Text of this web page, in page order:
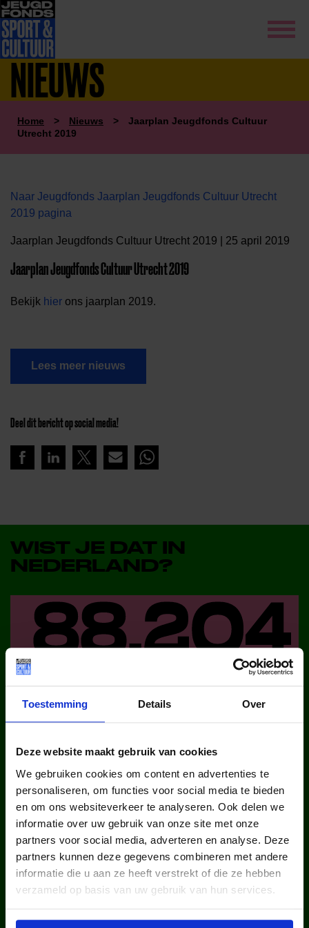
Toestemming Details Over
Deze website maakt gebruik van cookies
We gebruiken cookies om content en advertenties te
personaliseren, om functies voor social media te bieden
en om ons websiteverkeer te analyseren. Ook delen we
informatie over uw gebruik van onze site met onze
partners voor social media, adverteren en analyse. Deze
partners kunnen deze gegevens combineren met andere
informatie die u aan ze heeft verstrekt of die ze hebben
verzameld op basis van uw gebruik van hun services.
NIEUWS
Home > Nieuws >
Jaarplan Jeugdfonds Cultuur
Utrecht 2019
Naar Jeugdfonds Jaarplan Jeugdfonds Cultuur Utrecht
2019 pagina
Jaarplan Jeugdfonds Cultuur Utrecht 2019 | 25 april 2019
Jaarplan Jeugdfonds Cultuur Utrecht 2019
Bekijk hier ons jaarplan 2019.
Lees meer nieuws
Deel dit bericht op social media!
WIST JE DAT IN
NEDERLAND?
kinderen en jongeren werden in
2025 via ons lid van een club.
kinderen en jongeren werden in
2025 via ons lid van een sportclub.